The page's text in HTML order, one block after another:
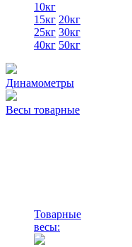
10кг
15кг 20кг
25кг 30кг
40кг 50кг
Динамометры
Весы товарные
Товарные
весы: